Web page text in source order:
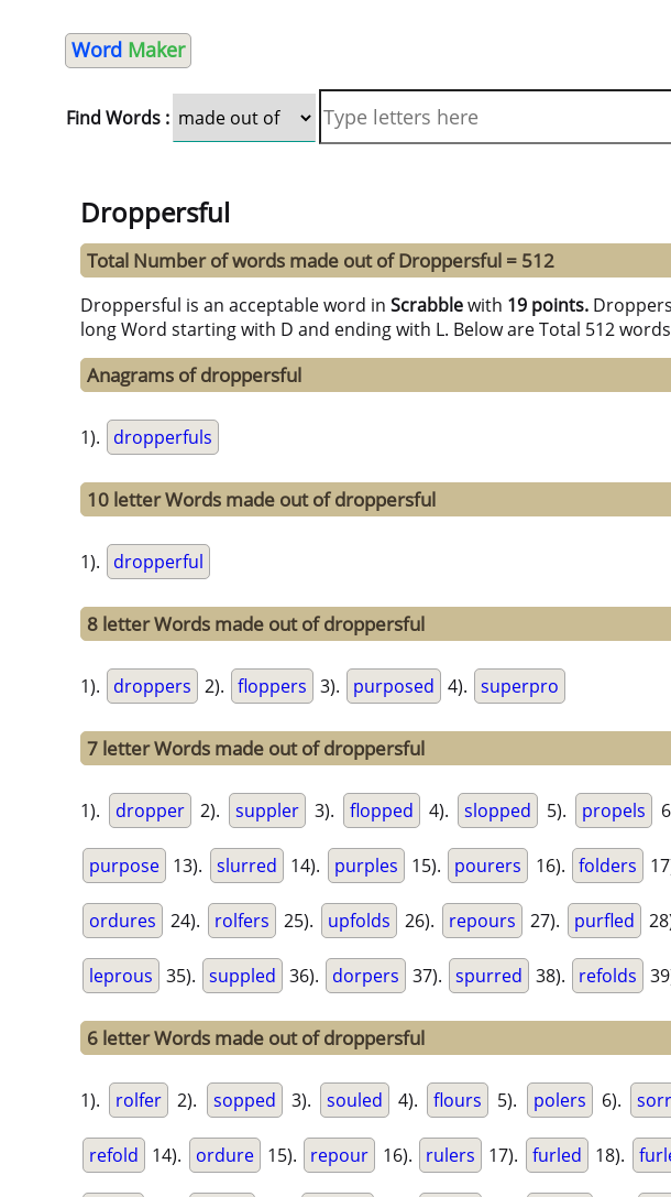
Word Maker
Find Words :
Droppersful
Total Number of words made out of Droppersful = 512
Droppersful is an acceptable word inScrabblewith 19 points.
long Word starting with D and ending with L. Below are Total 512
Anagrams of droppersful
1). dropperfuls
10 letter Words made out of droppersful
1). dropperful
8 letter Words made out of droppersful
1). droppers 2). floppers 3). purposed 4). superpro
7 letter Words made out of droppersful
1). dropper 2). suppler 3). flopped 4). slopped 5). propels
purpose 13). slurred 14). purples 15). pourers 16). folders
ordures 24). rolfers 25). upfolds 26). repours 27). purfled
leprous 35). suppled 36). dorpers 37). spurred 38). refolds
6 letter Words made out of droppersful
1). rolfer 2). sopped 3). souled 4). flours 5). polers 6).
refold 14). ordure 15). repour 16). rulers 17). furled 18).